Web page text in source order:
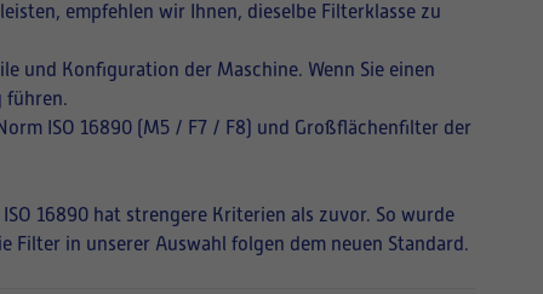
empfehlen wir Ihnen, dieselbe Filterklasse zu
und Konfiguration der Maschine. Wenn Sie einen
führen.
ISO 16890 (M5 / F7 / F8) und Großflächenfilter der
16890 hat strengere Kriterien als zuvor. So wurde
Filter in unserer Auswahl folgen dem neuen Standard.